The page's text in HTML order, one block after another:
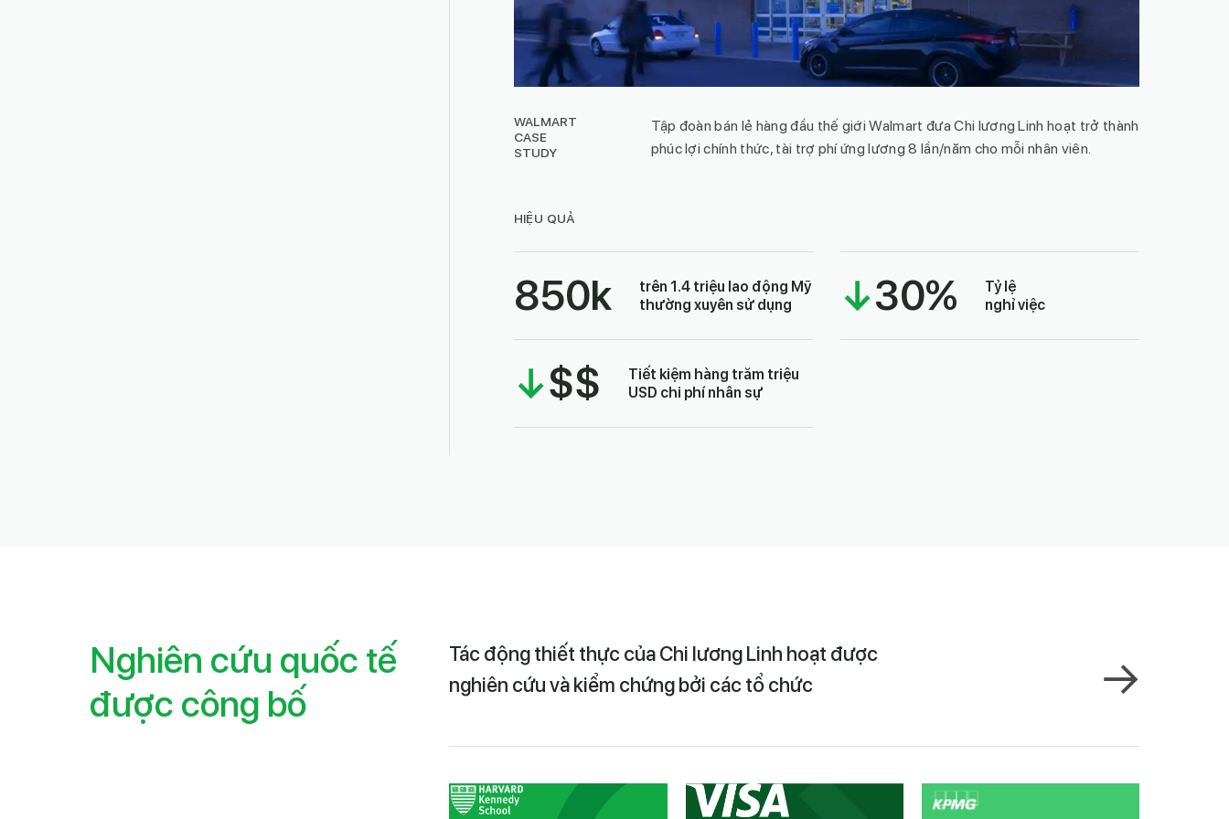
WALMART
CASE
STUDY
Tập đoàn bán lẻ hàng đầu thế giới Walmart đưa Chi lương Linh hoạt trở thành
phúc lợi chính thức, tài trợ phí ứng lương 8 lần/năm cho mỗi nhân viên.
HIỆU QUẢ
850k
trên 1.4 triệu lao động Mỹ
thường xuyên sử dụng
↓30%
Tỷ lệ
nghỉ việc
↓$$
Tiết kiệm hàng trăm triệu
USD chi phí nhân sự
Nghiên cứu quốc tế
được công bố
Tác động thiết thực của Chi lương Linh hoạt được
nghiên cứu và kiểm chứng bởi các tổ chức